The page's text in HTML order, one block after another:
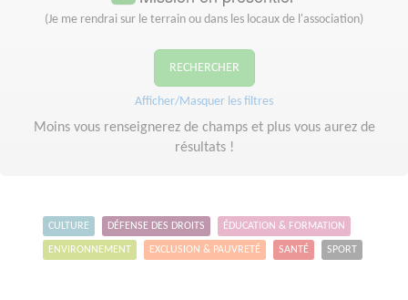
(Je me rendrai sur le terrain ou dans les locaux de l'association)
RECHERCHER
Afficher/Masquer les filtres
Moins vous renseignerez de champs et plus vous aurez de
résultats !
CULTURE DÉFENSE DES DROITS ÉDUCATION & FORMATION
ENVIRONNEMENT EXCLUSION & PAUVRETÉ SANTÉ SPORT